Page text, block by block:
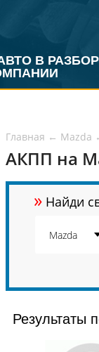
В РАЗБОР
Главная ← Mazda
АКПП на
» Найди
Результаты